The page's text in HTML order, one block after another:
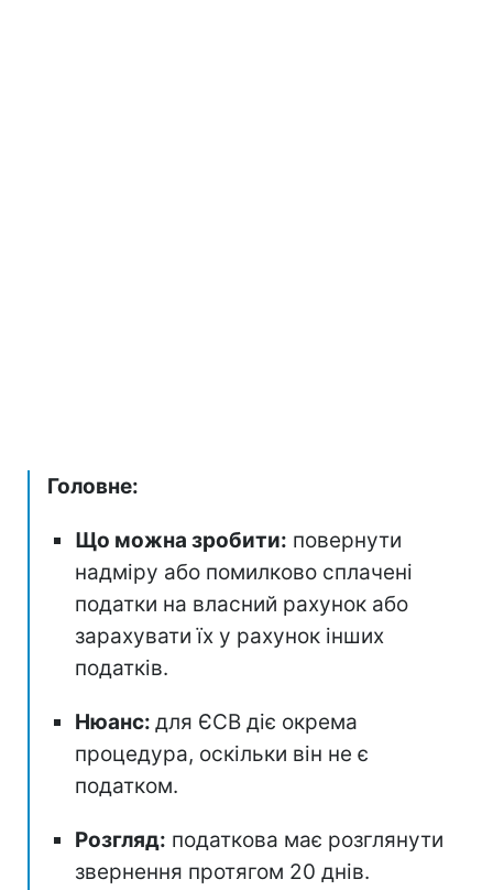
Головне:
Що можна зробити: повернути
надміру або помилково сплачені
податки на власний рахунок або
зарахувати їх у рахунок інших
податків.
Нюанс: для ЄСВ діє окрема
процедура, оскільки він не є
податком.
Розгляд: податкова має розглянути
звернення протягом 20 днів.